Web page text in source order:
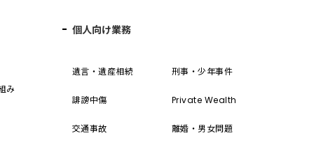
み
個人向け業務
遺言・遺産相続 刑事・少年事件
誹謗中傷 Private Wealth
交通事故 離婚・男女問題